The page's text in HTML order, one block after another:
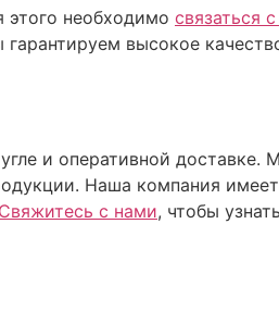
этого необходимо связаться
высокое
и оперативной доставке.
Наша компания
Свяжитесь с нами, чтобы